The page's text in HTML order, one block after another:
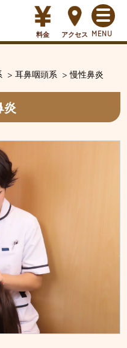
料金 アクセス
>耳鼻咽頭系 >慢性鼻炎
炎